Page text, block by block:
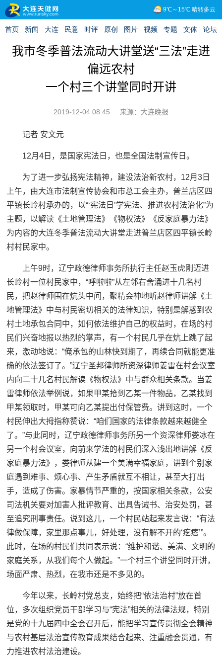
我市冬季普法流动大讲堂送“三法”走进
偏远农村
一个村三个讲堂同时开讲
2019-12-04 08:45 来源：大连晚报
记者 安文元
12月4日，是国家宪法日，也是全国法制宣传日。
为了进一步弘扬宪法精神，建设法治新农村，12月3日
上午，由大连市法制宣传协会和市总工会主办，普兰店区四
平镇长岭村承办的，以“‘宪法日’学宪法、推进农村法治化”为
主题，以解读《土地管理法》《物权法》《反家庭暴力法》
为内容的大连冬季普法流动大讲堂走进普兰店区四平镇长岭
村村民家中。
上午9时，辽宁政德律师事务所执行主任赵玉虎刚迈进
长岭村一位村民家中，“呼啦啦”从左邻右舍涌进十几名村
民，把赵律师围在炕头中间，聚精会神地听赵律师讲解《土
地管理法》中与村民密切相关的法律知识，特别是解惑到农
村土地承包合同中，如何依法维护自己的权益时，在场的村
民们兴奋地报以热烈的掌声，有一个村民几乎在炕上跳了起
来，激动地说：“俺承包的山林快到期了，再续合同就能更准
确的依法签订了。”辽宁圣邦律师所资深律师姜雷在村会议室
内向二十几名村民解读《物权法》中与群众相关条款。当姜
雷律师依法举例说，如果甲某拾到乙某一件物品，乙某找到
甲某领取时，甲某可向乙某提出付保管费。讲到这时，一个
村民伸出大拇指称赞说：“咱们国家的法律条款越来越健全
了。”与此同时，辽宁政德律师事务所另一个资深律师娄冰在
另一个村会议室，向前来学法的村民们深入浅出地讲解《反
家庭暴力法》，娄律师从建一个美满幸福家庭，讲到个别家
庭遇到难事、烦心事、产生矛盾就互不相让，甚至大打出
手，造成了伤害。家暴情节严重的，按国家相关条款，公安
司法机关要对加害人批评教育、出具告诫书、治安处罚，甚
至追究刑事责任。说到这儿，一个村民站起来发言说：“有法
律做保障，家里那点事儿，好处理，没有解不开的‘疙瘩’”。
此时，在场的村民们共同表示说：“维护和谐、美满、文明的
家庭关系，从我们每个人做起。”一个村三个讲堂同时开讲，
场面严肃、热烈，在我市还是不多见的。
今年以来，长岭村党总支，始终把“依法治村”放在首
位，多次组织党员干部学习与“宪法”相关的法律法规，特别
是党的十九届四中全会召开后，能把学习宣传贯彻全会精神
与农村基层法治宣传教育成果结合起来、注重融会贯通，有
力推进农村法治建设。